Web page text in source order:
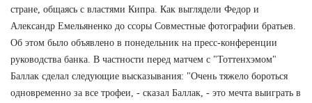
стране, общаясь с властями Кипра. Как выглядели Федор и
Александр Емельяненко до ссоры Совместные фотографии братьев.
Об этом было объявлено в понедельник на пресс-конференции
руководства банка. В частности перед матчем с "Тоттенхэмом"
Баллак сделал следующие высказывания: "Очень тяжело бороться
одновременно за все трофеи, - сказал Баллак, - это мечта выиграть в